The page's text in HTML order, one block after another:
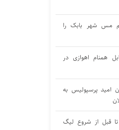
مس شهر بابک را
همنام اهوازی در
امید پرسپولیس به
تا قبل از شروع لیگ